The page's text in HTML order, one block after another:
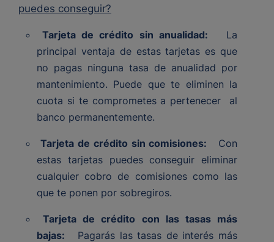
puedes conseguir?
Tarjeta de crédito sin anualidad: La
principal ventaja de estas tarjetas es que
no pagas ninguna tasa de anualidad por
mantenimiento. Puede que te eliminen la
cuota si te comprometes a pertenecer al
banco permanentemente.
Tarjeta de crédito sin comisiones:
Con
estas tarjetas puedes conseguir eliminar
cualquier cobro de comisiones como las
que te ponen por sobregiros.
Tarjeta de crédito con las tasas más
bajas:
Pagarás las tasas de interés más